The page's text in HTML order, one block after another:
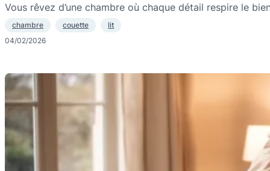
Vous rêvez d’une chambre où chaque détail respire le
chambre couette
lit
04/02/2026